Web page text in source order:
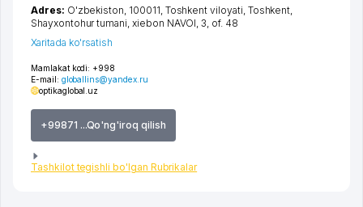
Mamlakat kodi: +998
E-mail: globallins@yandex.ru
optikaglobal.uz
+99871 ...Qo'ng'iroq qilish
Tashkilot tegishli bo'lgan Rubrikalar
Adres: O'zbekiston, 100011, Toshkent viloyati, Toshkent,
Shayxontohur tumani, xiеbon NAVOI, 3, of. 48
Xaritada ko'rsatish